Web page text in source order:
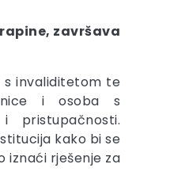
završava
s invaliditetom te
i osoba s
pristupačnosti.
kako bi se
iznaći rješenje za